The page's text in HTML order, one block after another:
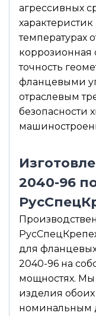
агрессивных
температурах
коррозионная
точность
фланцевыми
отраслевым
безопасности
2040-96
для
2040-96 на
мощностях.
изделия
номинальным